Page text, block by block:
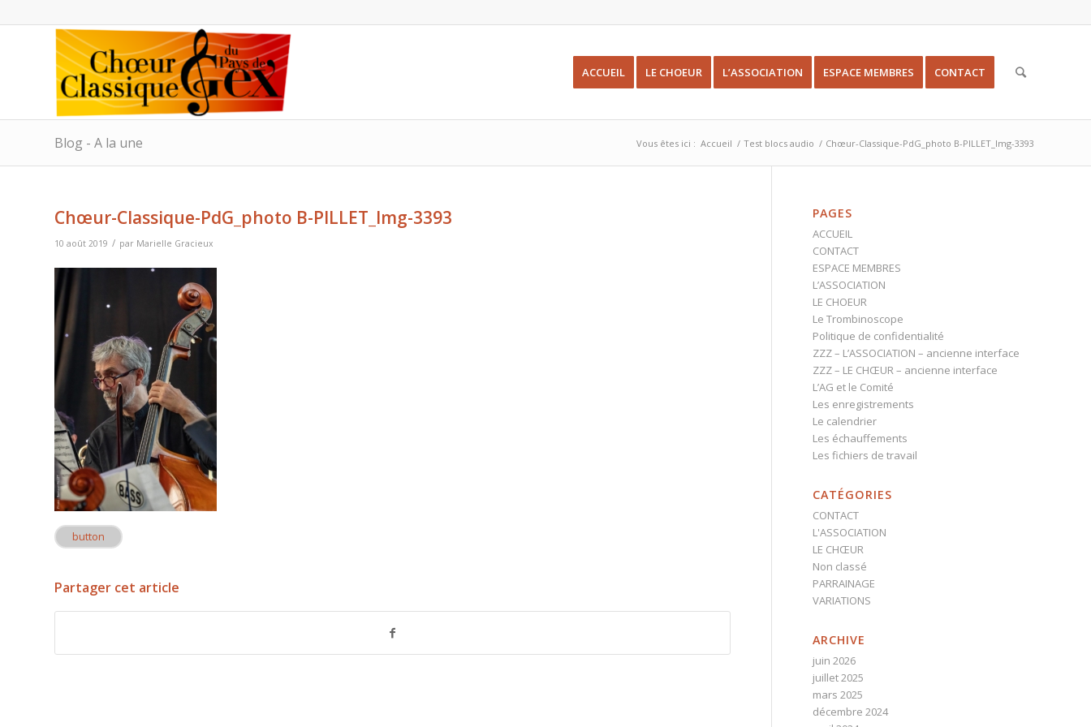
ACCUEIL LE CHOEUR L’ASSOCIATION ESPACE MEMBRES CONTACT
Blog - A la une Vous êtes ici : Accueil / Test blocs audio / Chœur-Classique-PdG_photo B-PILLET_Img-3393
Chœur-Classique-PdG_photo B-PILLET_Img-3393
10 août 2019 / par Marielle Gracieux
button
Partager cet article
PAGES
ACCUEIL
CONTACT
ESPACE MEMBRES
L’ASSOCIATION
LE CHOEUR
Le Trombinoscope
Politique de confidentialité
ZZZ – L’ASSOCIATION – ancienne interface
ZZZ – LE CHŒUR – ancienne interface
L’AG et le Comité
Les enregistrements
Le calendrier
Les échauffements
Les fichiers de travail
CATÉGORIES
CONTACT
L'ASSOCIATION
LE CHŒUR
Non classé
PARRAINAGE
VARIATIONS
ARCHIVE
juin 2026
juillet 2025
mars 2025
décembre 2024